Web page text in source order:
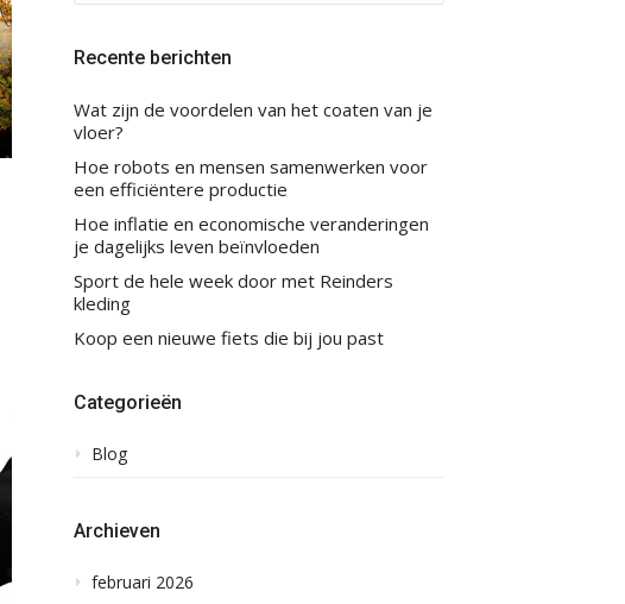
Recente berichten
Wat zijn de voordelen van het coaten van je
vloer?
Hoe robots en mensen samenwerken voor
een efficiëntere productie
Hoe inflatie en economische veranderingen
je dagelijks leven beïnvloeden
Sport de hele week door met Reinders
kleding
Koop een nieuwe fiets die bij jou past
Categorieën
Blog
Archieven
februari 2026